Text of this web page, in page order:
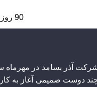
90 روز ضمانت بازگشت
دوست صمیمی آغاز به